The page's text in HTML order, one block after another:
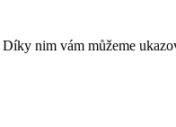
nim vám můžeme